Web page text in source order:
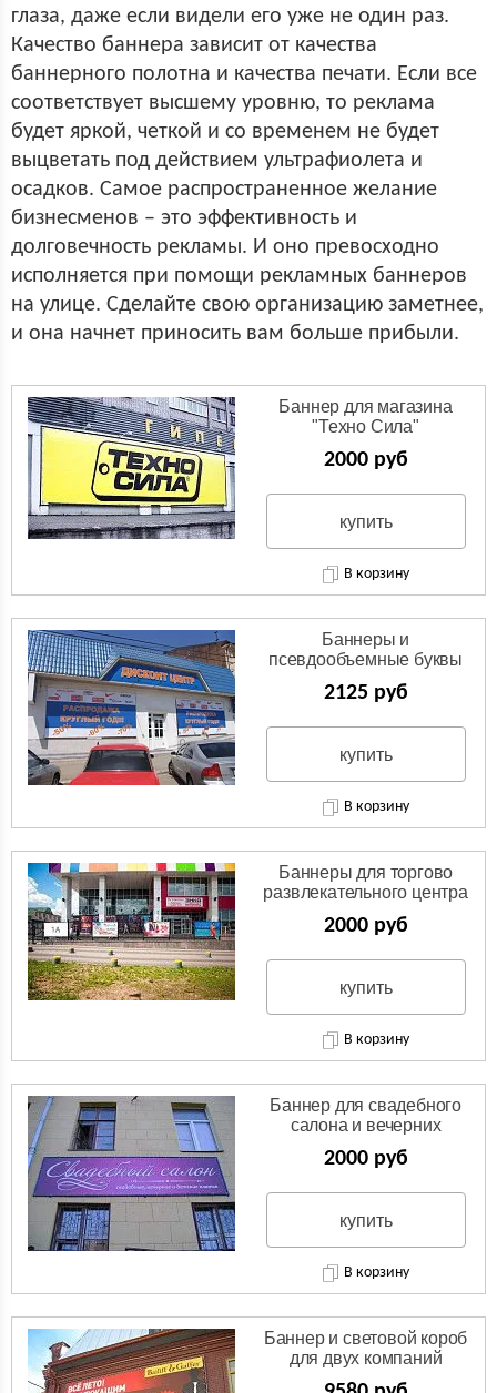
глаза, даже если видели его уже не один раз.
Качество баннера зависит от качества
баннерного полотна и качества печати. Если все
соответствует высшему уровню, то реклама
будет яркой, четкой и со временем не будет
выцветать под действием ультрафиолета и
осадков. Самое распространенное желание
бизнесменов – это эффективность и
долговечность рекламы. И оно превосходно
исполняется при помощи рекламных баннеров
на улице. Сделайте свою организацию заметнее,
и она начнет приносить вам больше прибыли.
Баннер для магазина
"Техно Сила"
2000 руб
купить
В корзину
Баннеры и
псевдообъемные буквы
для дисконт центра
2125 руб
купить
В корзину
Баннеры для торгово
развлекательного центра
2000 руб
купить
В корзину
Баннер для свадебного
салона и вечерних
2000 руб
купить
В корзину
Баннер и световой короб
для двух компаний